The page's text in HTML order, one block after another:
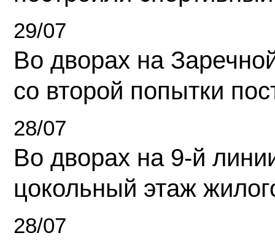
29/07
Во дворах на
со второй попытки
28/07
Во дворах на 9-й
цокольный этаж
28/07